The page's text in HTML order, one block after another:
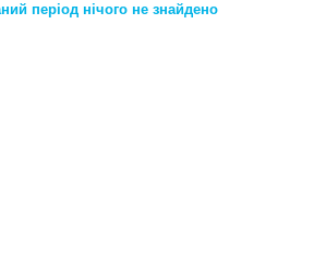
період нічого не знайдено